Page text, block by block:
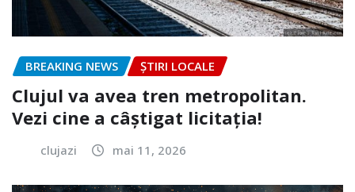
BREAKING NEWS ȘTIRI LOCALE
Clujul va avea tren metropolitan.
Vezi cine a câștigat licitația!
clujazi mai 11, 2026